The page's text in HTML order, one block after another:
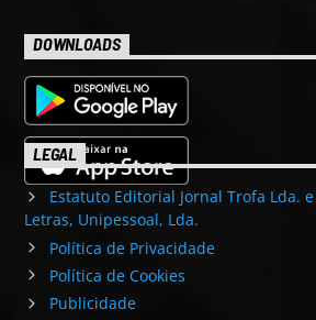
DOWNLOADS
LEGAL
Estatuto Editorial Jornal Trofa Lda.
Letras, Unipessoal, Lda.
Política de Privacidade
Política de Cookies
Publicidade